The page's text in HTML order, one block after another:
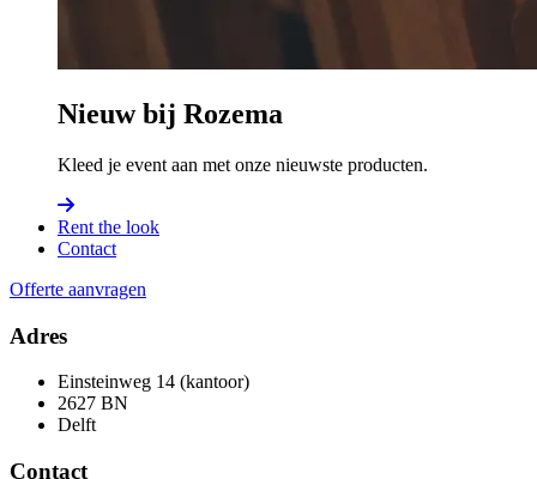
Nieuw bij Rozema
Kleed je event aan met onze nieuwste producten.
Rent the look
Contact
Offerte aanvragen
Adres
Einsteinweg 14 (kantoor)
2627 BN
Delft
Contact